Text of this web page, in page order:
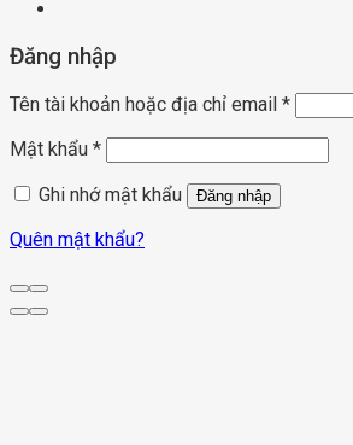
Đăng nhập
Tên tài khoản hoặc địa chỉ email *
Mật khẩu *
Ghi nhớ mật khẩu
Đăng nhập
Quên mật khẩu?